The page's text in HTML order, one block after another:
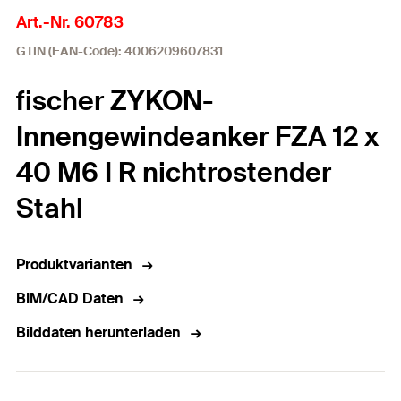
Art.-Nr. 60783
GTIN (EAN-Code): 4006209607831
fischer ZYKON-
Innengewindeanker FZA 12 x
40 M6 I R nichtrostender
Stahl
Produktvarianten
BIM/CAD Daten
Bilddaten herunterladen